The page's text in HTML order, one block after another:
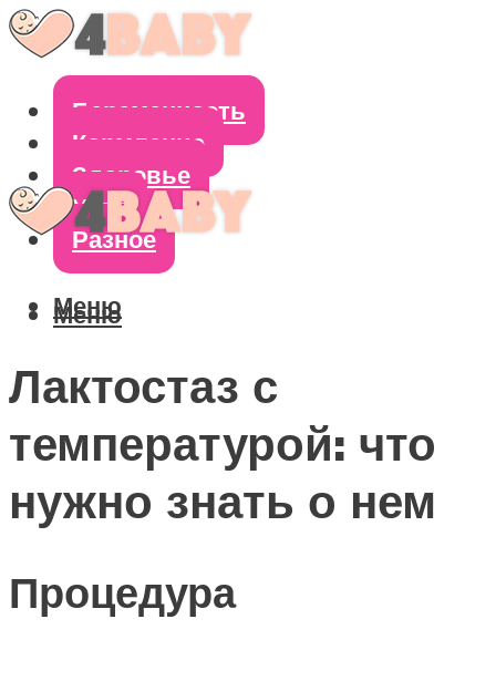
Беременность
Кормление
Здоровье
Уход
Разное
Меню
Меню
Лактостаз с
температурой: что
нужно знать о нем
Процедура